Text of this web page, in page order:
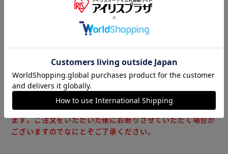
※当商品はお取り寄せ品の為、在庫の確認及び商品のお届け
までお時間を頂く場合がございます。
また、商品がメーカーにて完売となっていた場合、キャンセ
ル又は注文内容の変更をお願いいたしております。
予めご了承くださいますようお願いいたします。
商品はアイリスプラザがセレクトしたオススメ商品です。
数量限定商品はご注文が完了しても完売になる場合がござい
ます。ご注文をいただいた後にお断りさせていただく場合が
ございますのでなにとぞご了承ください。